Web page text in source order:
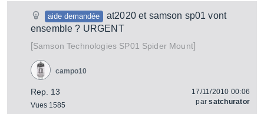
aide demandée
at2020 et samson sp01 vont
ensemble ? URGENT
[Samson Technologies SP01 Spider Mount]
Rep. 13
Vues 1585
campo10
17/11/2010 00:06
parsatchurator